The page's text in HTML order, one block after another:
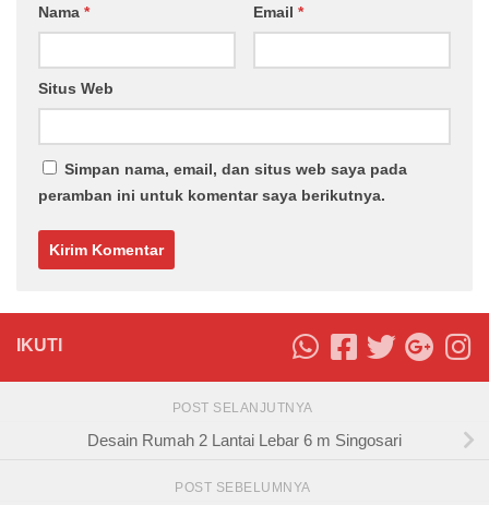
Nama * Email *
Situs Web
Simpan nama, email, dan situs web saya pada
peramban ini untuk komentar saya berikutnya.
IKUTI
POST SELANJUTNYA
Desain Rumah 2 Lantai Lebar 6 m Singosari
POST SEBELUMNYA